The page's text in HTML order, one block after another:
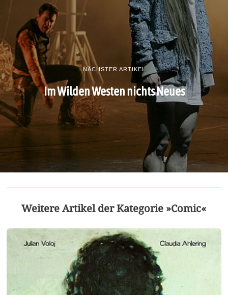
NÄCHSTER ARTIKEL
Im Wilden Westen nichts Neues
Weitere Artikel der Kategorie »Comic«